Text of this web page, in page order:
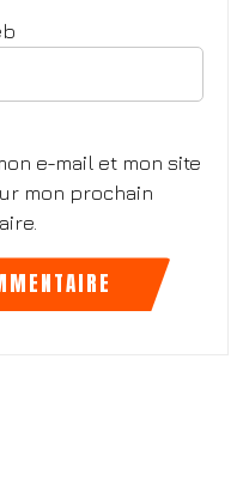
e-mail et mon site
mon prochain